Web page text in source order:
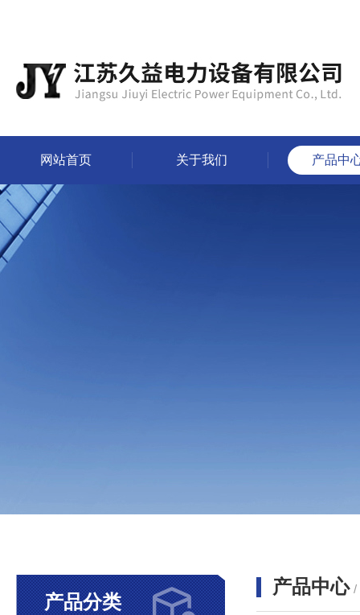
网站首页 关于我们 产品中
产品分类
产品中心 /